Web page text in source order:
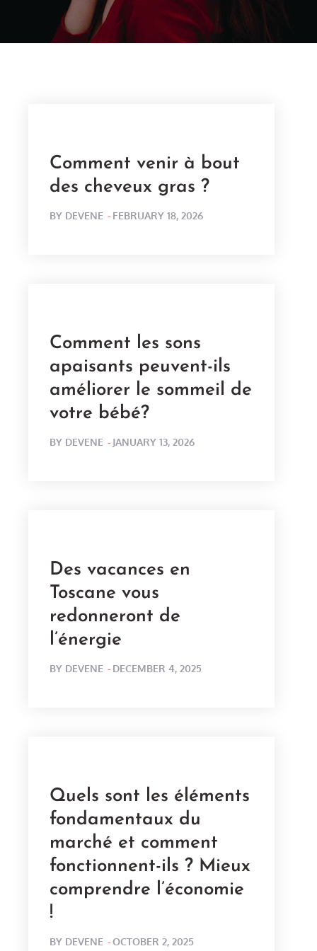
Comment venir à bout
des cheveux gras ?
BY DEVENE POSTED
FEBRUARY 18, 2026
Comment les sons
apaisants peuvent-ils
améliorer le sommeil de
votre bébé?
BY DEVENE POSTED
JANUARY 13, 2026
Des vacances en
Toscane vous
redonneront de
l’énergie
BY DEVENE POSTED
DECEMBER 4, 2025
Quels sont les éléments
fondamentaux du
marché et comment
fonctionnent-ils ? Mieux
comprendre l’économie
!
BY DEVENE POSTED
OCTOBER 2, 2025